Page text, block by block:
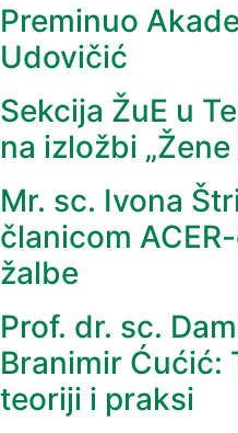
Preminuo
Udovičić
Sekcija ŽuE u
na izložbi
Mr. sc. Ivona
članicom
žalbe
Prof. dr. sc.
Branimir Ćućić:
teoriji i praksi